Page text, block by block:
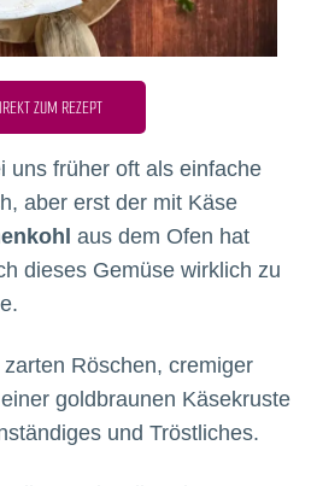
ZUM REZEPT
uns früher oft als einfache
aber erst der mit Käse
aus dem Ofen hat
dieses Gemüse wirklich zu
Röschen, cremiger
goldbraunen Käsekruste
und Tröstliches.